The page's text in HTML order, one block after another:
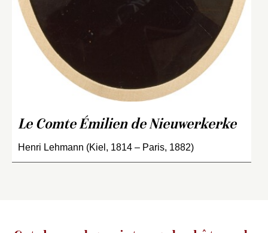
Le Comte Émilien de Nieuwerkerke
Henri Lehmann (Kiel, 1814 – Paris, 1882)